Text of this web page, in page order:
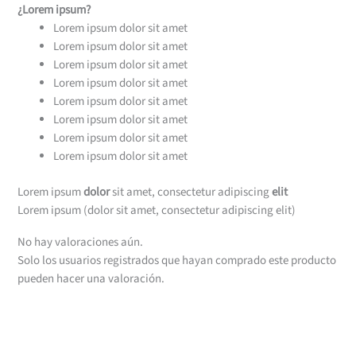
¿Lorem ipsum?
Lorem ipsum dolor sit amet
Lorem ipsum dolor sit amet
Lorem ipsum dolor sit amet
Lorem ipsum dolor sit amet
Lorem ipsum dolor sit amet
Lorem ipsum dolor sit amet
Lorem ipsum dolor sit amet
Lorem ipsum dolor sit amet
Lorem ipsumdolorsit amet, consectetur adipiscingelit
Lorem ipsum (dolor sit amet, consectetur adipiscing elit)
No hay valoraciones aún.
Solo los usuarios registrados que hayan comprado este producto
pueden hacer una valoración.